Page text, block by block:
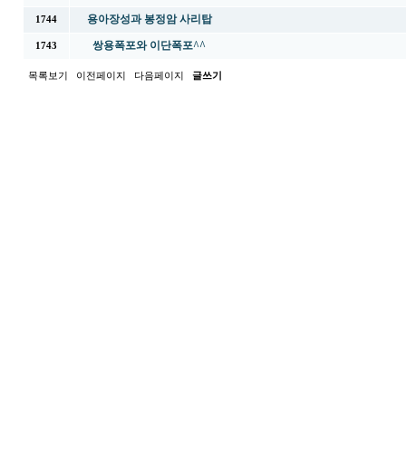
1744 용아장성과 봉정암 사리탑
1743 쌍용폭포와 이단폭포^^
목록보기 이전페이지 다음페이지 글쓰기